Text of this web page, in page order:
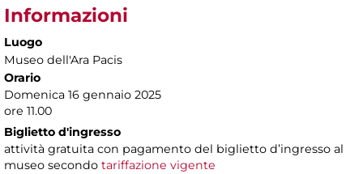
Informazioni
Luogo
Museo dell'Ara Pacis
Orario
Domenica 16 gennaio 2025
ore 11.00
Biglietto d'ingresso
attività gratuita con pagamento del biglietto d’ingresso al
museo secondo tariffazione vigente